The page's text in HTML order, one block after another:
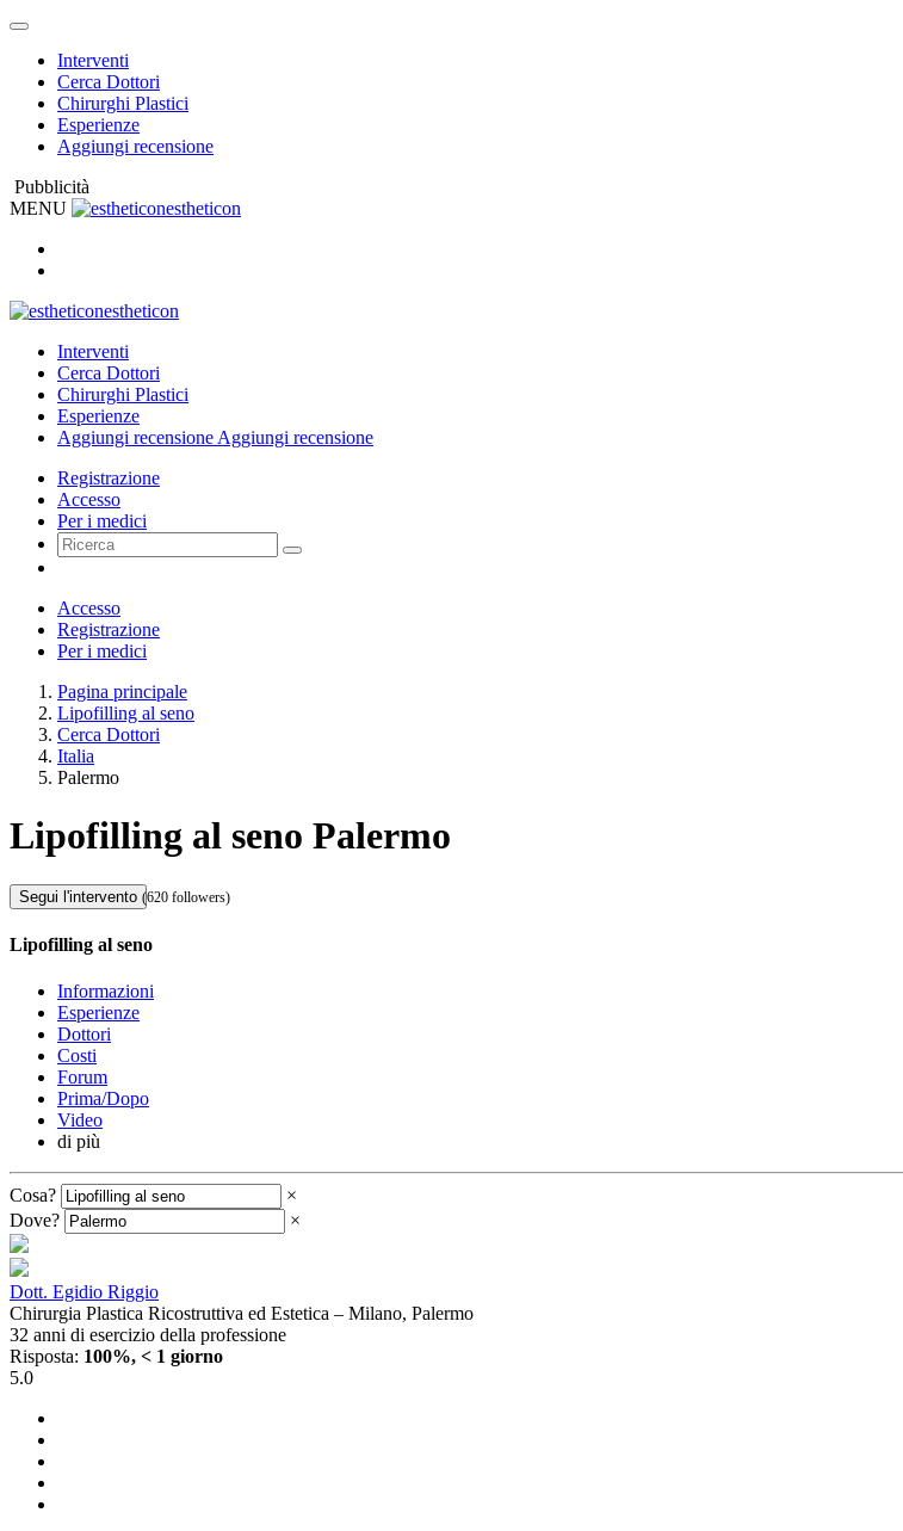
Interventi
Cerca Dottori
Chirurghi Plastici
Esperienze
Aggiungi recensione
Pubblicità
MENU
estheticon
estheticon
Interventi
Cerca Dottori
Chirurghi Plastici
Esperienze
Aggiungi recensione Aggiungi recensione
Registrazione
Accesso
Per i medici
Accesso
Registrazione
Per i medici
Pagina principale
Lipofilling al seno
Cerca Dottori
Italia
Palermo
Lipofilling al seno Palermo
Segui l'intervento (620 followers)
Lipofilling al seno
Informazioni
Esperienze
Dottori
Costi
Forum
Prima/Dopo
Video
di più
Cosa?
×
Dove?
×
Dott. Egidio Riggio
Chirurgia Plastica Ricostruttiva ed Estetica – Milano, Palermo
32 anni di esercizio della professione
Risposta: 100%, < 1 giorno
5.0